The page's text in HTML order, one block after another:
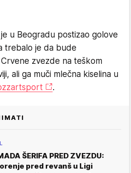
u Beogradu postizao golove
trebalo je da bude
zvezde na teškom
ali ga muči mlečna kiselina u
.
ŠERIFA PRED ZVEZDU:
pred revanš u Ligi